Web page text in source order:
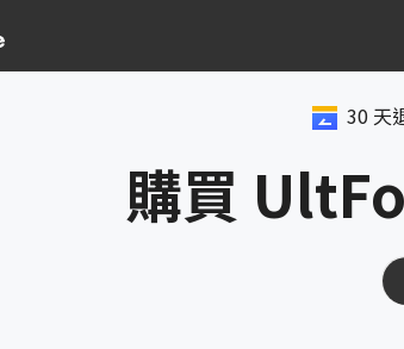
30 天
購買